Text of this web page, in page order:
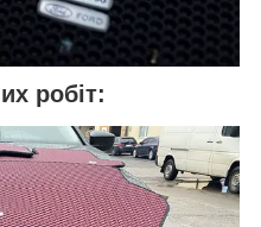
робіт: